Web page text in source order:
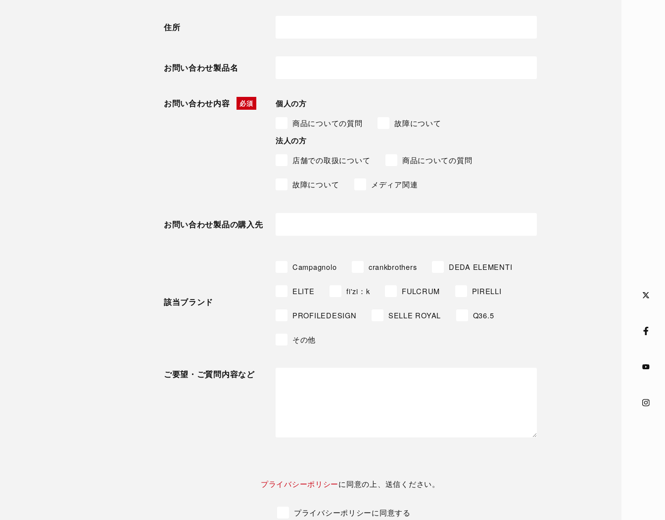
住所
お問い合わせ製品名
お問い合わせ内容 個人の方
商品についての質問 故障について
法人の方
店舗での取扱について 商品についての質問
故障について メディア関連
お問い合わせ製品の購入先
該当ブランド
Campagnolo crankbrothers DEDA ELEMENTI
ELITE fi'zi：k FULCRUM PIRELLI
PROFILEDESIGN SELLE ROYAL Q36.5
その他
ご要望・ご質問内容など
プライバシーポリシーに同意の上、送信ください。
プライバシーポリシーに同意する